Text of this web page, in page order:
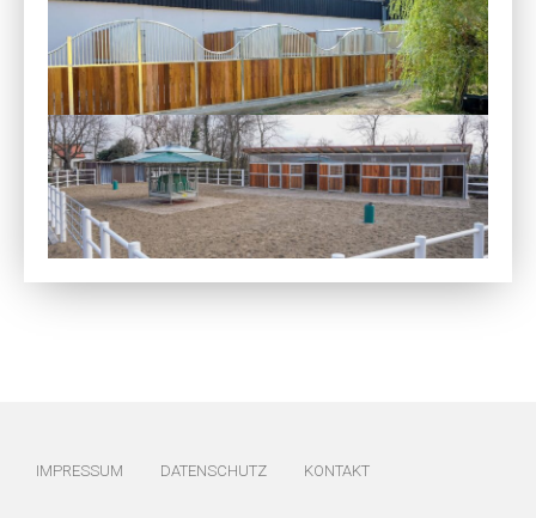
IMPRESSUM DATENSCHUTZ KONTAKT